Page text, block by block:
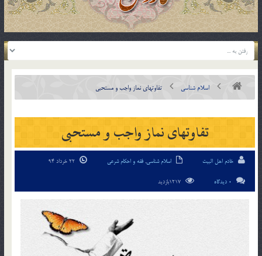
اسلام شناسی تفاوتهای نماز واجب و مستحبی
تفاوتهای نماز واجب و مستحبی
خادم اهل البیت اسلام شناسی, فقه و احکام شرعی
0 دیدگاه